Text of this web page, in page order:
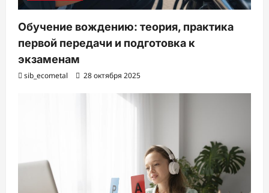
Обучение вождению: теория, практика
первой передачи и подготовка к
экзаменам
sib_ecometal 28 октября 2025